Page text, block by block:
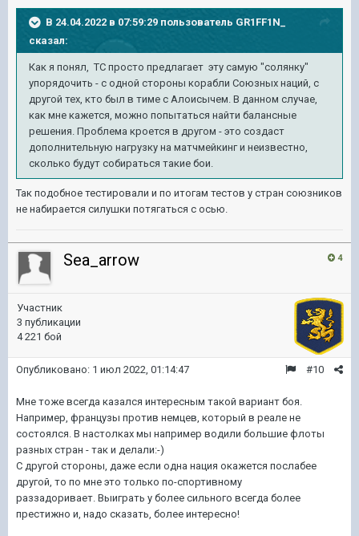
В 24.04.2022 в 07:59:29 пользователь GR1FF1N_
сказал:
Как я понял, ТС просто предлагает эту самую "солянку"
упорядочить - с одной стороны корабли Союзных наций, с
другой тех, кто был в тиме с Алоисычем. В данном случае,
как мне кажется, можно попытаться найти балансные
решения. Проблема кроется в другом - это создаст
дополнительную нагрузку на матчмейкинг и неизвестно,
сколько будут собираться такие бои.
Так подобное тестировали и по итогам тестов у стран союзников
не набирается силушки потягаться с осью.
4
Sea_arrow
Участник
3 публикации
4 221 бой
#10
Опубликовано: 1 июл 2022, 01:14:47
Мне тоже всегда казался интересным такой вариант боя.
Например, французы против немцев, который в реале не
состоялся. В настолках мы например водили большие флоты
разных стран - так и делали:-)
С другой стороны, даже если одна нация окажется послабее
другой, то по мне это только по-спортивному
раззадоривает. Выиграть у более сильного всегда более
престижно и, надо сказать, более интересно!